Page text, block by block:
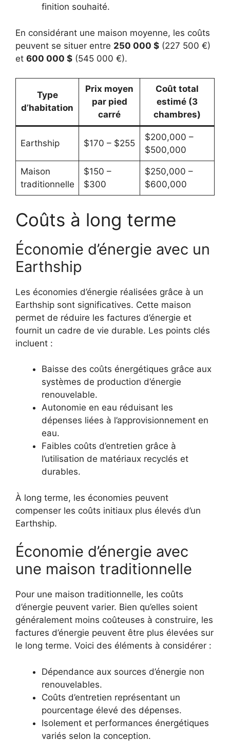
finition souhaité.
En considérant une maison moyenne, les coûts
peuvent se situer entre 250 000 $ (227 500 €)
et 600 000 $ (545 000 €).
Type
d’habitation
Prix moyen
par pied
carré
Coût total
estimé (3
chambres)
Earthship $170 – $255
$200,000 –
$500,000
Maison
traditionnelle
$150 –
$300
$250,000 –
$600,000
Coûts à long terme
Économie d’énergie avec un
Earthship
Les économies d’énergie réalisées grâce à un
Earthship sont significatives. Cette maison
permet de réduire les factures d’énergie et
fournit un cadre de vie durable. Les points clés
incluent :
Baisse des coûts énergétiques grâce aux
systèmes de production d’énergie
renouvelable.
Autonomie en eau réduisant les
dépenses liées à l’approvisionnement en
eau.
Faibles coûts d’entretien grâce à
l’utilisation de matériaux recyclés et
durables.
À long terme, les économies peuvent
compenser les coûts initiaux plus élevés d’un
Earthship.
Économie d’énergie avec
une maison traditionnelle
Pour une maison traditionnelle, les coûts
d’énergie peuvent varier. Bien qu’elles soient
généralement moins coûteuses à construire, les
factures d’énergie peuvent être plus élevées sur
le long terme. Voici des éléments à considérer :
Dépendance aux sources d’énergie non
renouvelables.
Coûts d’entretien représentant un
pourcentage élevé des dépenses.
Isolement et performances énergétiques
variés selon la conception.